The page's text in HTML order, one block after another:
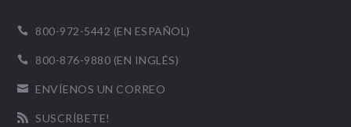
 800-972-5442 (EN ESPAÑOL)
 800-876-9880 (EN INGLÉS)
 ENVÍENOS UN CORREO
 SUSCRÍBETE!